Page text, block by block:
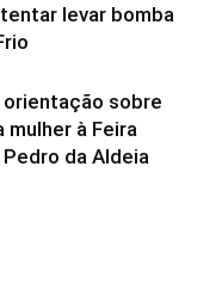
levar bomba
sobre
à Feira
da Aldeia